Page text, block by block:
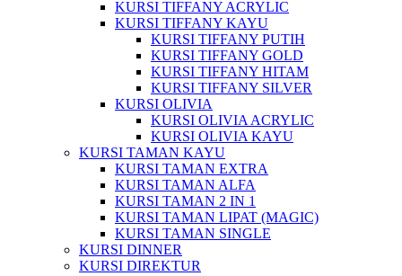
KURSI TIFFANY ACRYLIC
KURSI TIFFANY KAYU
KURSI TIFFANY PUTIH
KURSI TIFFANY GOLD
KURSI TIFFANY HITAM
KURSI TIFFANY SILVER
KURSI OLIVIA
KURSI OLIVIA ACRYLIC
KURSI OLIVIA KAYU
KURSI TAMAN KAYU
KURSI TAMAN EXTRA
KURSI TAMAN ALFA
KURSI TAMAN 2 IN 1
KURSI TAMAN LIPAT (MAGIC)
KURSI TAMAN SINGLE
KURSI DINNER
KURSI DIREKTUR